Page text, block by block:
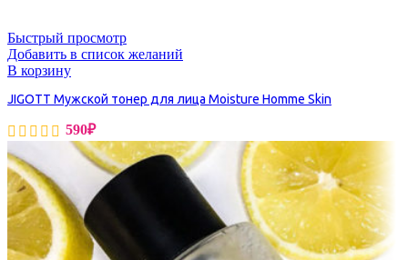
Быстрый просмотр
Добавить в список желаний
В корзину
JIGOTT Мужской тонер для лица Moisture Homme Skin
590₽